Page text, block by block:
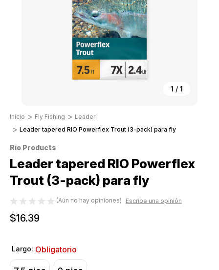
1 / 1
Inicio Fly Fishing
Leader
Leader tapered RIO Powerflex Trout (3-pack) para fly
Rio Products
Leader tapered RIO Powerflex
Trout (3-pack) para fly
(Aún no hay opiniones) Escribe una opinión
$16.39
Largo: Obligatorio